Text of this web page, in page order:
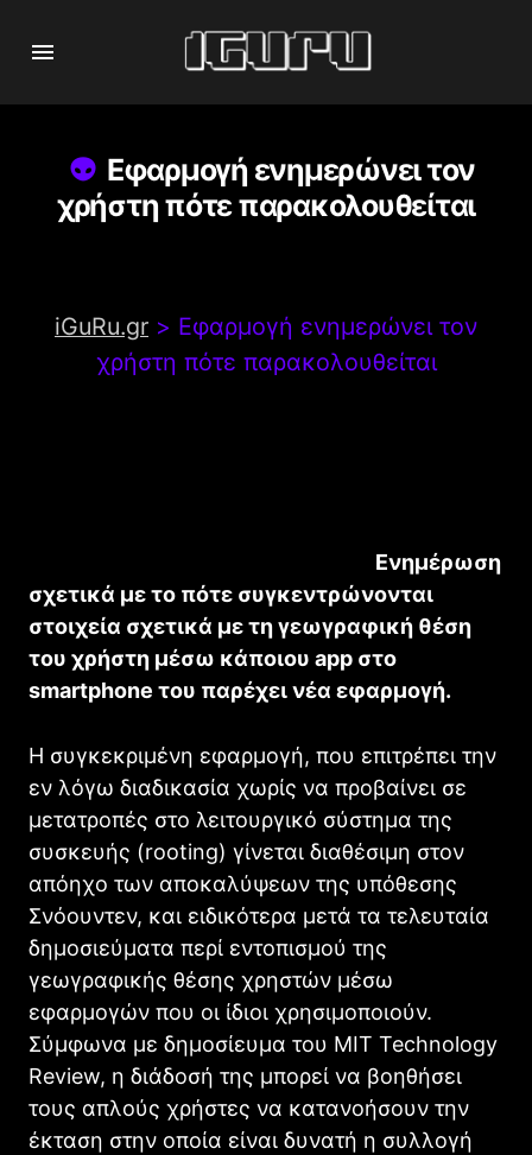
Εφαρμογή ενημερώνει τον
χρήστη πότε παρακολουθείται
iGuRu.gr > Εφαρμογή ενημερώνει τον
χρήστη πότε παρακολουθείται
Ενημέρωση
σχετικά με το πότε συγκεντρώνονται
στοιχεία σχετικά με τη γεωγραφική θέση
του χρήστη μέσω κάποιου app στο
smartphone του παρέχει νέα εφαρμογή.
Η συγκεκριμένη εφαρμογή, που επιτρέπει την
εν λόγω διαδικασία χωρίς να προβαίνει σε
μετατροπές στο λειτουργικό σύστημα της
συσκευής (rooting) γίνεται διαθέσιμη στον
απόηχο των αποκαλύψεων της υπόθεσης
Σνόουντεν, και ειδικότερα μετά τα τελευταία
δημοσιεύματα περί εντοπισμού της
γεωγραφικής θέσης χρηστών μέσω
εφαρμογών που οι ίδιοι χρησιμοποιούν.
Σύμφωνα με δημοσίευμα του MIT Technology
Review, η διάδοσή της μπορεί να βοηθήσει
τους απλούς χρήστες να κατανοήσουν την
έκταση στην οποία είναι δυνατή η συλλογή